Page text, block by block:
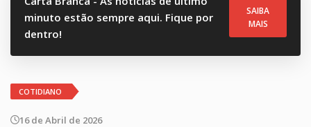
minuto estão sempre aqui. Fique por
dentro!
SAIBA
MAIS
COTIDIANO
16 de Abril de 2026